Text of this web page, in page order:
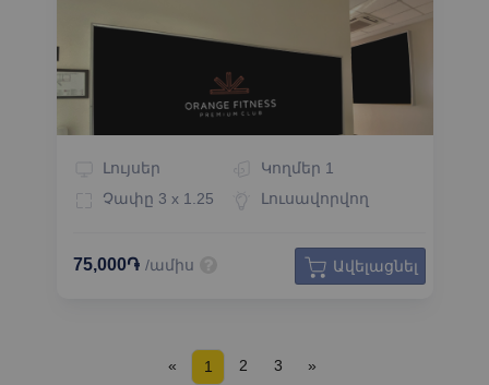
Լույսեր
Չափը 3 x 1.25
Կողմեր 1
Լուսավորվող
Ավելացնել
75,000֏ /ամիս
« 1 2 3 »